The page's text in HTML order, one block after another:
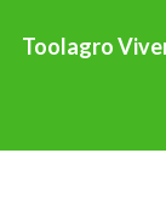
Toolagro